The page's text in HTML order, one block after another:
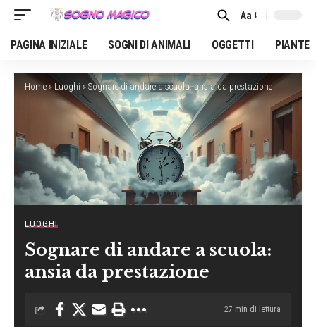
Font
Resizer
Aa
PAGINA INIZIALE SOGNI DI ANIMALI OGGETTI PIANTE
Home» Luoghi » Sognare di andare a scuola: ansia da prestazione
LUOGHI
Sognare di andare a scuola:
ansia da prestazione
27 min di lettura